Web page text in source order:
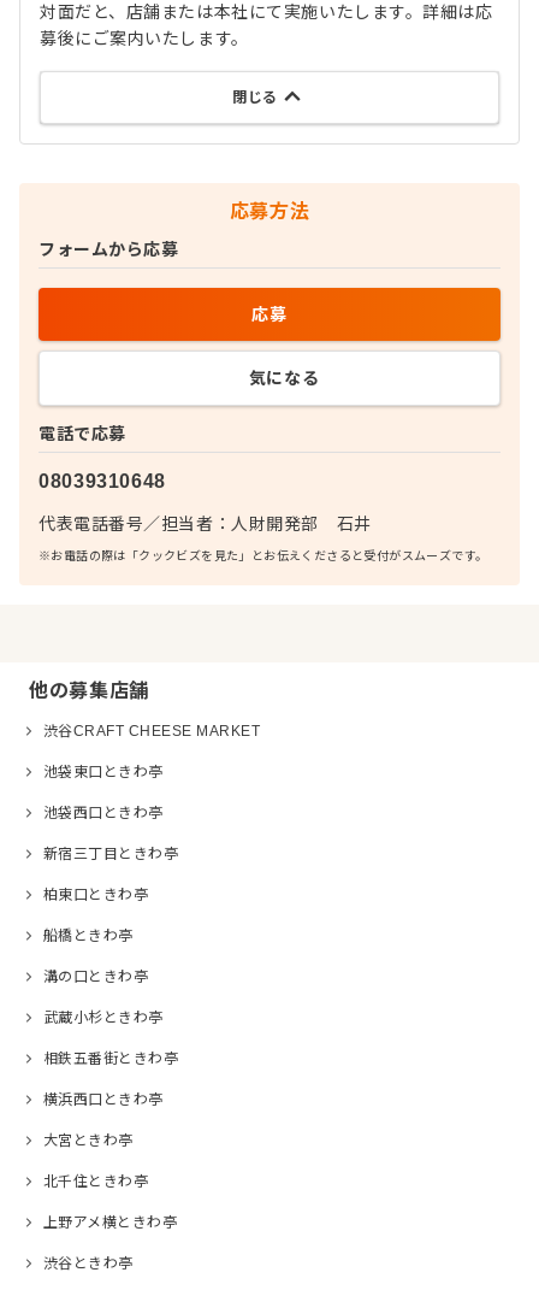
対面だと、店舗または本社にて実施いたします。詳細は応
募後にご案内いたします。
閉じる
応募方法
電話で応募
08039310648
代表電話番号／担当者： 人財開発部 石井
※お電話の際は「クックビズを見た」とお伝えくださると受付がスムーズです。
フォームから応募
応募
気になる
他の募集店舗
渋谷CRAFT CHEESE MARKET
池袋東口ときわ亭
池袋西口ときわ亭
新宿三丁目ときわ亭
柏東口ときわ亭
船橋ときわ亭
溝の口ときわ亭
武蔵小杉ときわ亭
相鉄五番街ときわ亭
横浜西口ときわ亭
大宮ときわ亭
北千住ときわ亭
上野アメ横ときわ亭
渋谷ときわ亭